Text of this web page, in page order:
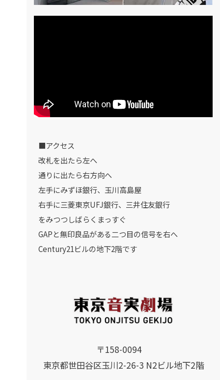
〒158-0094
東京都世田谷区玉川2-26-3 N2ビル地下2階
■アクセス
改札を出たら左へ
通りに出たら右方向へ
左手にみずほ銀行、玉川高島屋
右手に三菱東京UFJ銀行、三井住友銀行
をみつつしばらくまっすぐ
GAPと無印良品がある二つ目の信号を右へ
Century21ビルの地下2階です